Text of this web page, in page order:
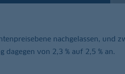
nachgelassen, und
dagegen von 2,3 % auf 2,5 % an.